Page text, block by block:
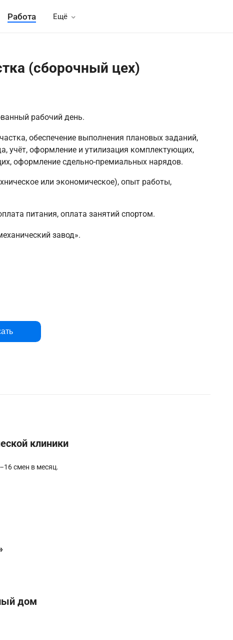
Работа Ещё
(сборочный цех)
рабочий день.
обеспечение выполнения плановых заданий,
учёт, оформление и утилизация комплектующих,
оформление сдельно-премиальных нарядов.
или экономическое), опыт работы,
питания, оплата занятий спортом.
завод».
клиники
смен в месяц.
дом